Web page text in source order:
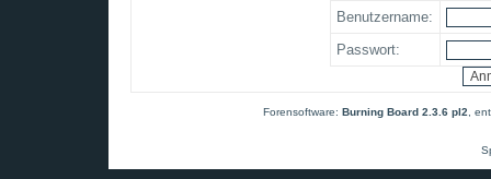
Benutzername:
Passwort:
Forensoftware: Burning Board 2.3.6 pl2 ,